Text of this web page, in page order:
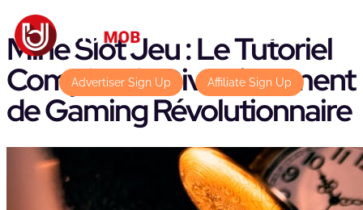
Advertiser Sign Up Affiliate Sign Up
Mine Slot Jeu : Le Tutoriel
Complet du Divertissement
de Gaming Révolutionnaire